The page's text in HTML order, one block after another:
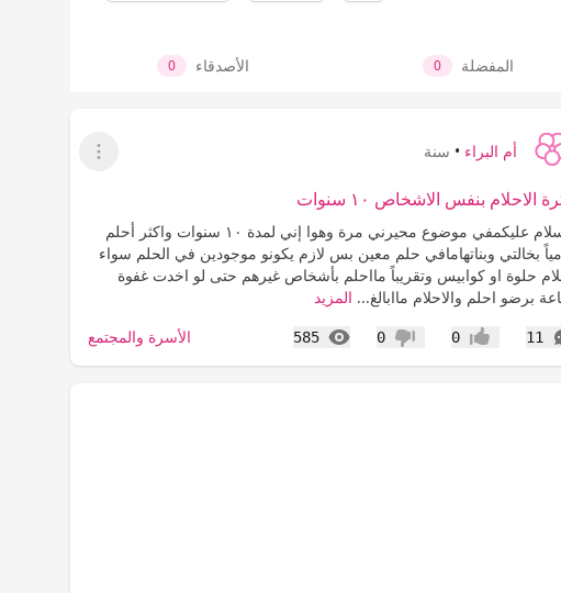
المفضلة 0 الأصدقاء 0
أم البراء • سنة
عرض القائمة
الاحلام بنفس الاشخاص ١٠ سنوات
السلام عليكمفي موضوع محيرني مرة وهوا إني لمدة ١٠ سنوات واكثر أحلم
بخالتي وبناتهامافي حلم معين بس لازم يكونو موجودين في الحلم سواء
حلوة او كوابيس وتقريباً مااحلم بأشخاص غيرهم حتى لو اخدت غفوة
برضو احلم والاحلام ماابالغ... المزيد
11 إعجاب0 عدم إعجاب
0
585
المشاهدات الأسرة والمجتمع